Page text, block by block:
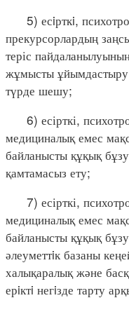
5) есiрткi,
прекурсорлардың
теріс
жұмысты
түрде шешу;
6) есірткі,
медициналық емес
байланысты құқық
қамтамасыз ету;
7) есірткі,
медициналық емес
байланысты құқық
әлеуметтiк базаны
халықаралық және
ерiктi негiзде тарту